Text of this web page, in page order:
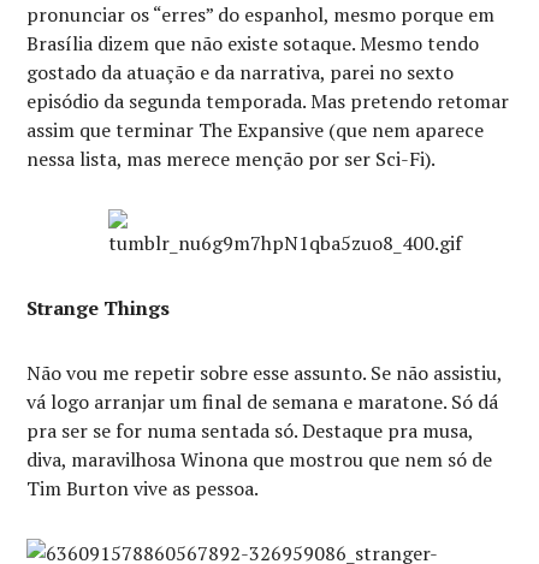
pronunciar os “erres” do espanhol, mesmo porque em
Brasília dizem que não existe sotaque. Mesmo tendo
gostado da atuação e da narrativa, parei no sexto
episódio da segunda temporada. Mas pretendo retomar
assim que terminar The Expansive (que nem aparece
nessa lista, mas merece menção por ser Sci-Fi).
Strange Things
Não vou me repetir sobre esse assunto. Se não assistiu,
vá logo arranjar um final de semana e maratone. Só dá
pra ser se for numa sentada só. Destaque pra musa,
diva, maravilhosa Winona que mostrou que nem só de
Tim Burton vive as pessoa.